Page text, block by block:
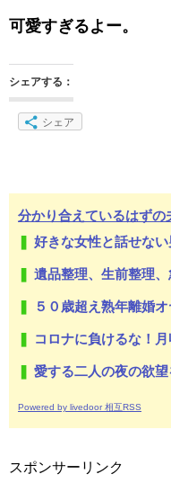
可愛すぎるよー。
シェアする：
シェア
分かり合えているはずの
好きな女性と話せない男性、
遺品整理、生前整理
５０歳超え熟年離婚
コロナに負けるな！
愛する二人の夜の欲
Powered by livedoor 相互RSS
スポンサーリンク